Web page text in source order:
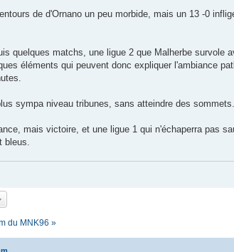
de d'Ornano un peu morbide, mais un 13 -0
quelques matchs, une ligue 2 que Malherbe
éléments qui peuvent donc expliquer l'ambiance
sympa niveau tribunes, sans atteindre des sommets.
mais victoire, et une ligue 1 qui n'échaperra pas
bleus.
du MNK96 »